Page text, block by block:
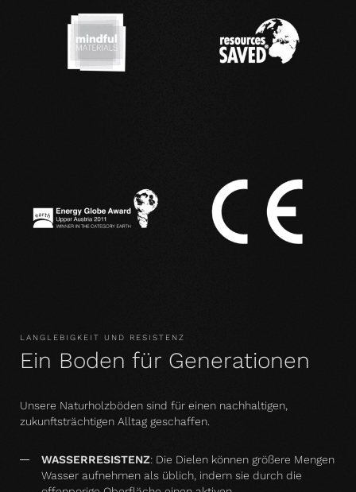
LANGLEBIGKEIT UND RESISTENZ
Ein Boden für Generationen
Unsere Naturholzböden sind für einen nachhaltigen,
zukunftsträchtigen Alltag geschaffen.
WASSERRESISTENZ: Die Dielen können größere Mengen
Wasser aufnehmen als üblich, indem sie durch die